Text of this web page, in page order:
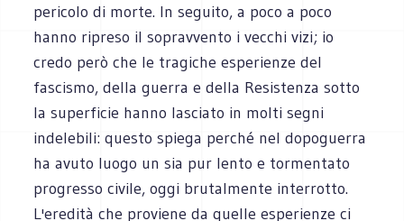
pericolo di morte. In seguito, a poco a poco
hanno ripreso il sopravvento i vecchi vizi; io
credo però che le tragiche esperienze del
fascismo, della guerra e della Resistenza sotto
la superficie hanno lasciato in molti segni
indelebili: questo spiega perché nel dopoguerra
ha avuto luogo un sia pur lento e tormentato
progresso civile, oggi brutalmente interrotto.
L'eredità che proviene da quelle esperienze ci